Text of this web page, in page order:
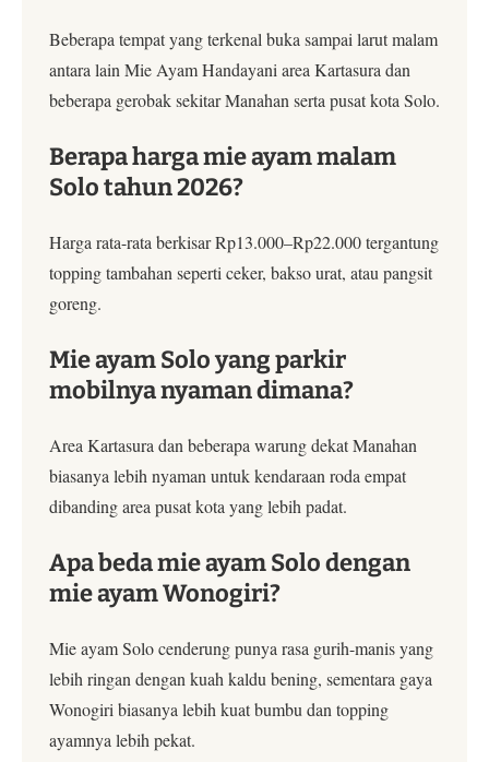
Beberapa tempat yang terkenal buka sampai larut malam
antara lain Mie Ayam Handayani area Kartasura dan
beberapa gerobak sekitar Manahan serta pusat kota Solo.
Berapa harga mie ayam malam
Solo tahun 2026?
Harga rata-rata berkisar Rp13.000–Rp22.000 tergantung
topping tambahan seperti ceker, bakso urat, atau pangsit
goreng.
Mie ayam Solo yang parkir
mobilnya nyaman dimana?
Area Kartasura dan beberapa warung dekat Manahan
biasanya lebih nyaman untuk kendaraan roda empat
dibanding area pusat kota yang lebih padat.
Apa beda mie ayam Solo dengan
mie ayam Wonogiri?
Mie ayam Solo cenderung punya rasa gurih-manis yang
lebih ringan dengan kuah kaldu bening, sementara gaya
Wonogiri biasanya lebih kuat bumbu dan topping
ayamnya lebih pekat.